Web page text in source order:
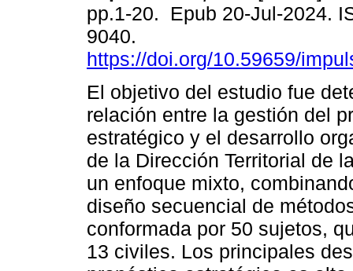
pp.1-20. Epub 20-Jul-2024.
9040.
https://doi.org/10.59659/
El objetivo del estudio fue
relación entre la gestión del
estratégico y el desarrollo
de la Dirección Territorial de
un enfoque mixto,
diseño secuencial de
conformada por 50 sujetos,
13 civiles. Los principales